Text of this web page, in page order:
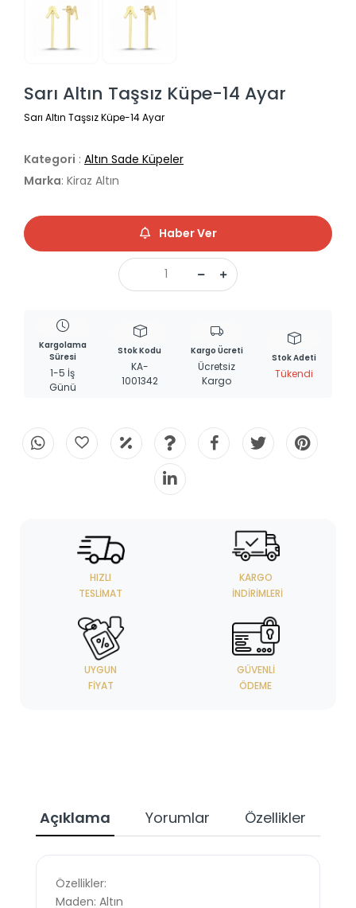
Sarı Altın Taşsız Küpe-14 Ayar
Sarı Altın Taşsız Küpe-14 Ayar
Kategori : Altın Sade Küpeler
Marka: Kiraz Altın
Haber Ver
Kargolama
Süresi
1-5 İş
Günü
Stok Kodu
KA-
1001342
Kargo Ücreti
Ücretsiz
Kargo
Stok Adeti
Tükendi
HIZLI
TESLIMAT
KARGO
İNDIRIMLERI
UYGUN
FIYAT
GÜVENLI
ÖDEME
Açıklama Yorumlar Özellikler
Özellikler:
Maden: Altın